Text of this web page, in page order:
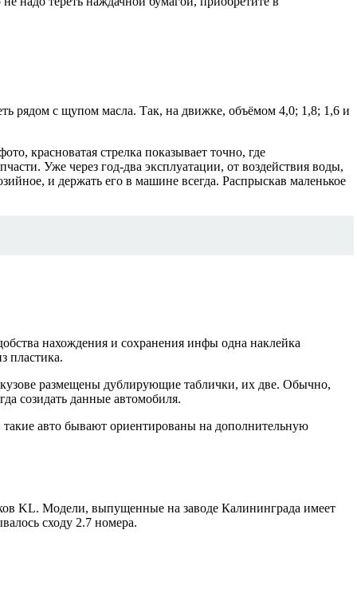
рядом с щупом масла. Так, на движке, объёмом 4,0; 1,8; 1,6 и
красноватая стрелка показывает точно, где
Уже через год-два эксплуатации, от воздействия воды,
и держать его в машине всегда. Распрыскав маленькое
нахождения и сохранения инфы одна наклейка
пластика.
размещены дублирующие таблички, их две. Обычно,
созидать данные автомобиля.
авто бывают ориентированы на дополнительную
KL. Модели, выпущенные на заводе Калининграда имеет
сходу 2.7 номера.